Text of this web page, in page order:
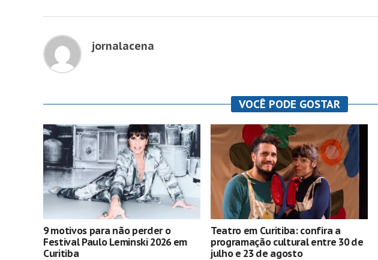
jornalacena
VOCÊ PODE GOSTAR
9 motivos para não perder o
Festival Paulo Leminski 2026 em
Curitiba
Teatro em Curitiba: confira a
programação cultural entre 30 de
julho e 23 de agosto